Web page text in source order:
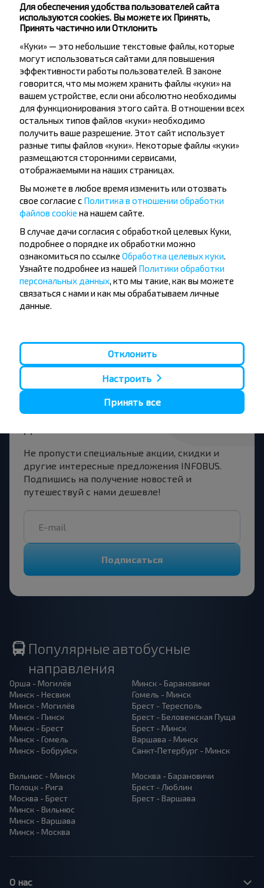
Докшицы
Глубокое
Докшицы
Купить
Лучшие маршруты из Рига
Рига
Минск
Купить
Рига
Глубокое
Купить
Рига
Витебск
Купить
Рига
Бегомль АС
Купить
Хотите
путешествовать
Не пропусти специальные акции, скидки и
другие интересные предложения INFOBUS.
Подпишись на получение новостей и
путешествуй с нами дешевле!
Подписаться
Популярные автобусные
направления
Орша - Могилёв
Минск - Несвиж
Минск - Могилёв
Минск - Пинск
Минск - Брест
Минск - Гомель
Минск - Бобруйск
Минск - Барановичи
Гомель - Минск
Брест - Тересполь
Брест - Беловежская Пуща
Брест - Минск
Варшава - Минск
Санкт-Петербург - Минск
Вильнюс - Минск
Полоцк - Рига
Москва - Брест
Минск - Вильнюс
Минск - Варшава
Минск - Москва
Москва - Барановичи
Брест - Люблин
Брест - Варшава
О нас
Для обеспечения удобства пользователей сайта
используются cookies. Вы можете их Принять,
Принять частично или Отклонить
«Куки» — это небольшие текстовые файлы, которые
могут использоваться сайтами для повышения
эффективности работы пользователей. В законе
говорится, что мы можем хранить файлы «куки» на
вашем устройстве, если они абсолютно необходимы
для функционирования этого сайта. В отношении всех
остальных типов файлов «куки» необходимо
получить ваше разрешение. Этот сайт использует
разные типы файлов «куки». Некоторые файлы «куки»
размещаются сторонними сервисами,
отображаемыми на наших страницах.
Вы можете в любое время изменить или отозвать
свое согласие с Политика в отношении обработки
файлов cookie на нашем сайте.
В случае дачи согласия с обработкой целевых Куки,
подробнее о порядке их обработки можно
ознакомиться по ссылке Обработка целевых куки
Узнайте подробнее из нашей Политики обработки
персональных данных , кто мы такие, как вы можете
связаться с нами и как мы обрабатываем личные
данные.
Отклонить
Настроить
Принять все